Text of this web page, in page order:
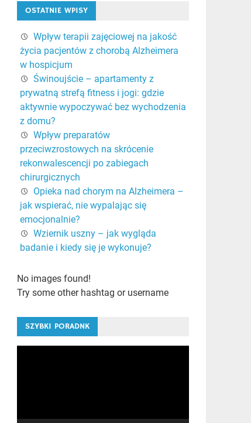
OSTATNIE WPISY
Wpływ terapii zajęciowej na jakość
życia pacjentów z chorobą Alzheimera
w hospicjum
Świnoujście – apartamenty z
prywatną strefą fitness i jogi: gdzie
aktywnie wypoczywać bez wychodzenia
z domu?
Wpływ preparatów
przeciwzrostowych na skrócenie
rekonwalescencji po zabiegach
chirurgicznych
Opieka nad chorym na Alzheimera –
jak wspierać, nie wypalając się
emocjonalnie?
Wziernik uszny – jak wygląda
badanie i kiedy się je wykonuje?
No images found!
Try some other hashtag or username
SZYBKI PORADNK